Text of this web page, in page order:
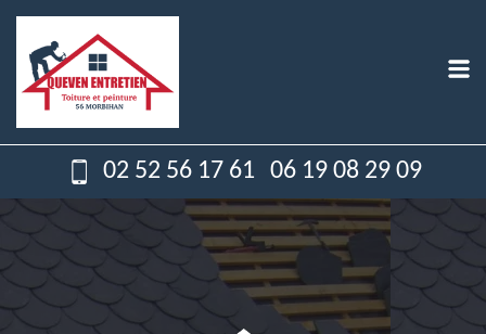
02 52 56 17 61 06 19 08 29 09